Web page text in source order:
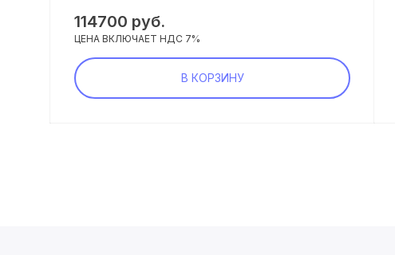
114700 руб.
ЦЕНА ВКЛЮЧАЕТ НДС 7%
В КОРЗИНУ